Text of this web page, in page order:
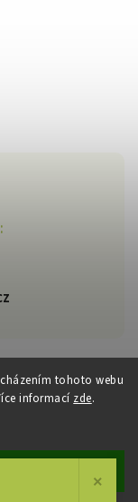
tohoto webu
informací zde.
práva vyhrazena.
×